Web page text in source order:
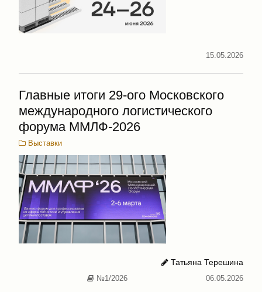
15.05.2026
Главные итоги 29-ого Московского
международного логистического
форума ММЛФ-2026
Выставки
Татьяна Терешина
№1/2026
06.05.2026